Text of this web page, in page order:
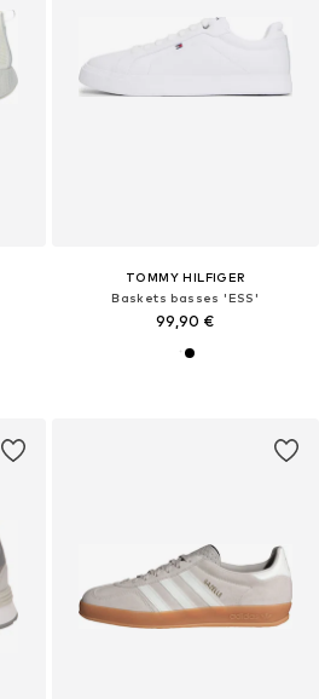
TOMMY HILFIGER
Baskets basses 'ESS'
99,90 €